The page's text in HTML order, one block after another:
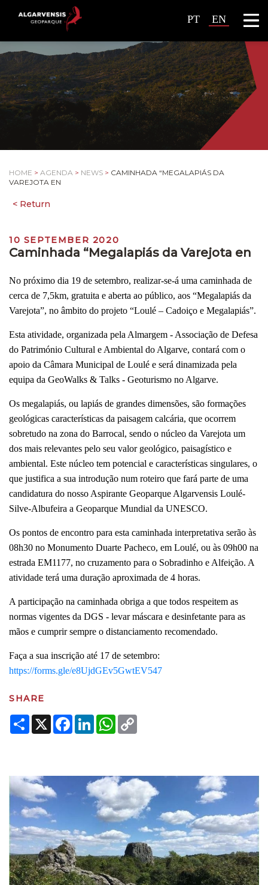
PT EN
HOME > AGENDA > NEWS > CAMINHADA “MEGALAPIÁS DA
VAREJOTA EN
10 SEPTEMBER 2020
Caminhada “Megalapiás da Varejota en
No próximo dia 19 de setembro, realizar-se-á uma caminhada de
cerca de 7,5km, gratuita e aberta ao público, aos “Megalapiás da
Varejota”, no âmbito do projeto “Loulé – Cadoiço e Megalapiás”.
Esta atividade, organizada pela Almargem - Associação de Defesa
do Património Cultural e Ambiental do Algarve, contará com o
apoio da Câmara Municipal de Loulé e será dinamizada pela
equipa da GeoWalks & Talks - Geoturismo no Algarve.
Os megalapiás, ou lapiás de grandes dimensões, são formações
geológicas características da paisagem calcária, que ocorrem
sobretudo na zona do Barrocal, sendo o núcleo da Varejota um
dos mais relevantes pelo seu valor geológico, paisagístico e
ambiental. Este núcleo tem potencial e características singulares, o
que justifica a sua introdução num roteiro que fará parte de uma
candidatura do nosso Aspirante Geoparque Algarvensis Loulé-
Silve-Albufeira a Geoparque Mundial da UNESCO.
Os pontos de encontro para esta caminhada interpretativa serão às
08h30 no Monumento Duarte Pacheco, em Loulé, ou às 09h00 na
estrada EM1177, no cruzamento para o Sobradinho e Alfeição. A
atividade terá uma duração aproximada de 4 horas.
A participação na caminhada obriga a que todos respeitem as
normas vigentes da DGS - levar máscara e desinfetante para as
mãos e cumprir sempre o distanciamento recomendado.
Faça a sua inscrição até 17 de setembro:
https://forms.gle/e8UjdGEv5GwtEV547
SHARE
Share
X Facebook
LinkedInWhatsApp